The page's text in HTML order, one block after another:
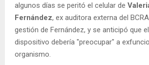
algunos días se peritó el celular de
Fernández, ex auditora externa del
gestión de Fernández, y se anticipó que
dispositivo debería "preocupar" a
organismo.